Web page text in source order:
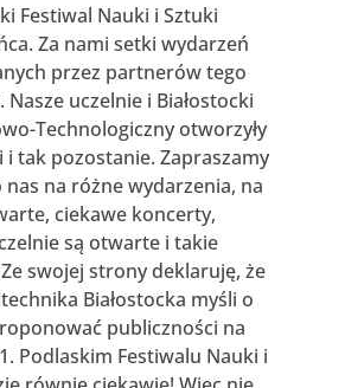
Festiwal Nauki i Sztuki
Za nami setki wydarzeń
przez partnerów tego
uczelnie i Białostocki
Technologiczny otworzyły
tak pozostanie. Zapraszamy
nas na różne wydarzenia, na
ciekawe koncerty,
są otwarte i takie
swojej strony deklaruję, że
Białostocka myśli o
publiczności na
Podlaskim Festiwalu Nauki i